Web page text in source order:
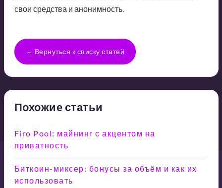
свои средства и анонимность.
← Вернуться к списку статей
Похожие статьи
Firo Pool: майнинг с акцентом на
приватность
Биткоин-миксер: бонусы за объём и как их
использовать